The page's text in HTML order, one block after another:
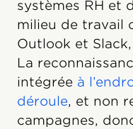
systèmes RH et
milieu de travail
Outlook et
La
intégrée à
déroule, et non
campagnes,